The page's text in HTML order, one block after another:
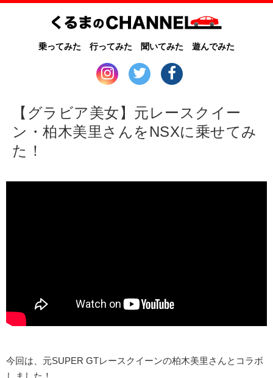
乗ってみた 行ってみた 聞いてみた 遊んでみた
【グラビア美女】元レースクイー
ン・柏木美里さんをNSXに乗せてみ
た！
今回は、元SUPER GTレースクイーンの柏木美里さんとコラボ